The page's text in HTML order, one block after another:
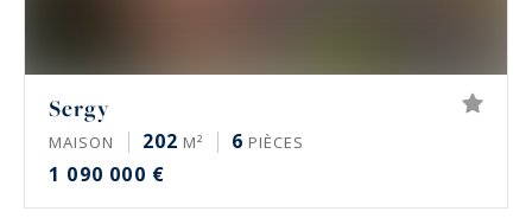
Sergy
MAISON 202 M² 6 PIÈCES
1 090 000 €